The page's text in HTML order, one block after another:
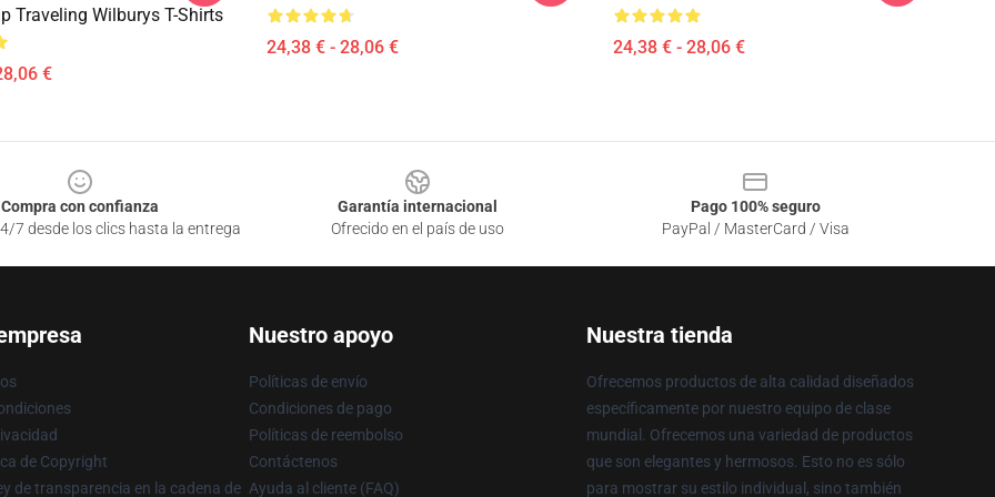
Traveling Wilburys T-Shirts
€
24,38 € - 28,06 € 24,38 € - 28,06 €
Compra con confianza
7 desde los clics hasta la entrega
Garantía internacional
Ofrecido en el país de uso
Pago 100% seguro
PayPal / MasterCard / Visa
de Copyright
de transparencia en la cadena de
Nuestro apoyo
Políticas de envío
Condiciones de pago
Políticas de reembolso
Contáctenos
Ayuda al cliente (FAQ)
Nuestra tienda
Ofrecemos productos de alta calidad diseñados
específicamente por nuestro equipo de clase
mundial. Ofrecemos una variedad de productos
que son elegantes y hermosos. Esto no es sólo
para mostrar su estilo individual, sino también